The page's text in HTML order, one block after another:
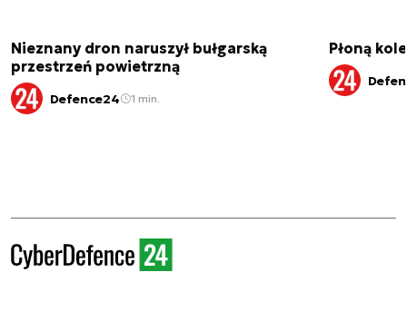
Nieznany dron naruszył bułgarską
przestrzeń powietrzną
Defence24 1 min.
Płoną